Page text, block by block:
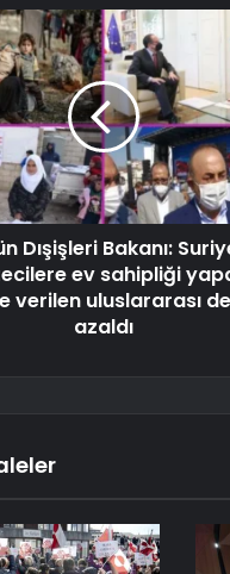
Dışişleri Bakanı:
ev sahipliği
verilen uluslararası
azaldı